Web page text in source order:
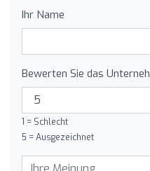
Ihr Name
Bewerten Sie das
1 = Schlecht
5 = Ausgezeichnet